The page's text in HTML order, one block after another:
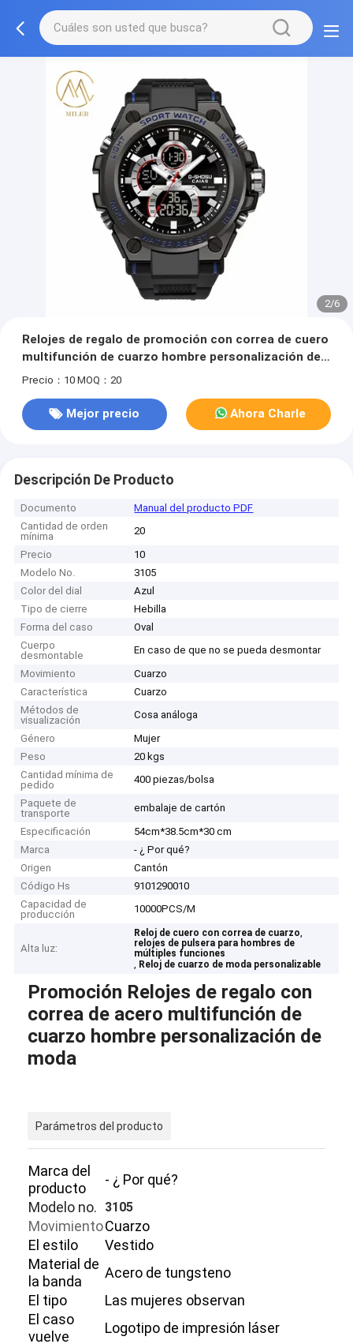
2/6
Relojes de regalo de promoción con correa de cuero
multifunción de cuarzo hombre personalización de
moda
Precio：10 MOQ：20
Mejor precio Ahora Charle
Descripción De Producto
Documento
Manual del producto PDF
Cantidad de orden
mínima
20
Precio
10
Modelo No.
3105
Color del dial
Azul
Tipo de cierre
Hebilla
Forma del caso
Oval
Cuerpo
desmontable
En caso de que no se pueda desmontar
Movimiento
Cuarzo
Característica
Cuarzo
Métodos de
visualización
Cosa análoga
Género
Mujer
Peso
20 kgs
Cantidad mínima de
pedido
400 piezas/bolsa
Paquete de
transporte
embalaje de cartón
Especificación
54cm*38.5cm*30 cm
Marca
- ¿ Por qué?
Origen
Cantón
Código Hs
9101290010
Capacidad de
producción
10000PCS/M
Alta luz:
Reloj de cuero con correa de cuarzo,
relojes de pulsera para hombres de
múltiples funciones
, Reloj de cuarzo de moda personalizable
Promoción Relojes de regalo con
correa de acero multifunción de
cuarzo hombre personalización de
moda
Parámetros del producto
Marca del
producto
- ¿ Por qué?
Modelo no.
3105
MovimientoCuarzo
El estilo
Vestido
Material de
la banda
Acero de tungsteno
El tipo
Las mujeres observan
El caso
vuelve
Logotipo de impresión láser